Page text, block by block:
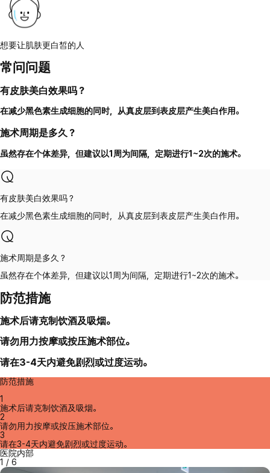
想要让肌肤更白皙的人
常问问题
有皮肤美白效果吗？
在减少黑色素生成细胞的同时，从真皮层到表皮层产生美白作用。
施术周期是多久？
虽然存在个体差异，但建议以1周为间隔，定期进行1~2次的施术。
有皮肤美白效果吗？
在减少黑色素生成细胞的同时，从真皮层到表皮层产生美白作用。
施术周期是多久？
虽然存在个体差异，但建议以1周为间隔，定期进行1~2次的施术。
防范措施
施术后请克制饮酒及吸烟。
请勿用力按摩或按压施术部位。
请在3-4天内避免剧烈或过度运动。
防范措施
1
施术后请克制饮酒及吸烟。
2
请勿用力按摩或按压施术部位。
3
请在3-4天内避免剧烈或过度运动。
医院内部
1 / 6